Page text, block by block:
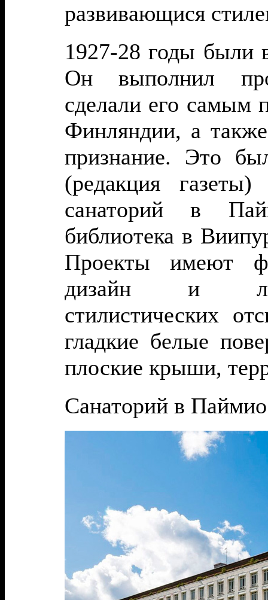
развивающися стил
1927-28 годы были
Он выполнил
сделали его самым
Финляндии, а
признание. Это
(редакция
санаторий в
библиотека в
Проекты имеют
дизайн и
стилистических
гладкие белые
плоские крыши,
Санаторий в Паймио